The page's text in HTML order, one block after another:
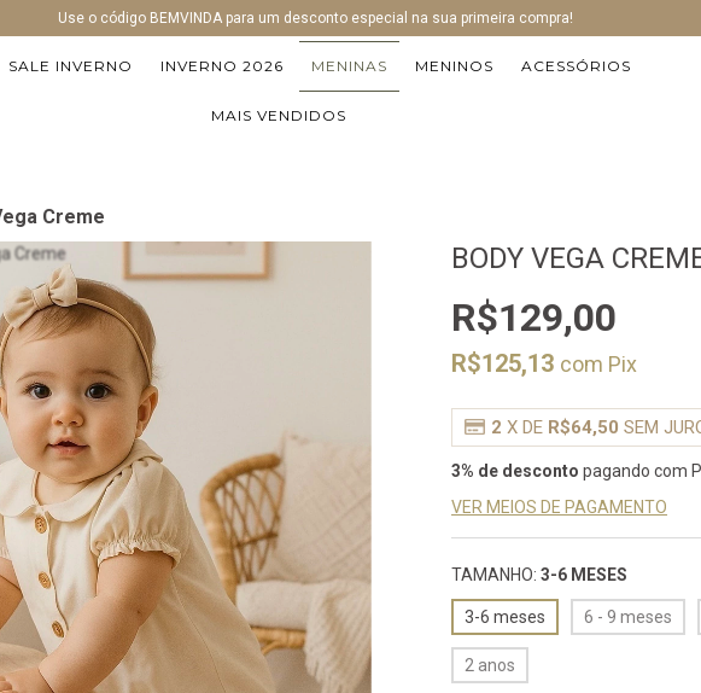
Use o código BEMVINDA para um desconto especial na sua primeira compra!
SALE INVERNO INVERNO 2026 MENINAS MENINOS ACESSÓRIOS
MAIS VENDIDOS
Creme
BODY VEGA
R$129,00
R$125,13 com Pix
2 X DE R$64,50 SEM
3% de desconto pagando com
VER MEIOS DE PAGAMENTO
TAMANHO: 3-6 MESES
3-6 meses 6 - 9 meses
2 anos